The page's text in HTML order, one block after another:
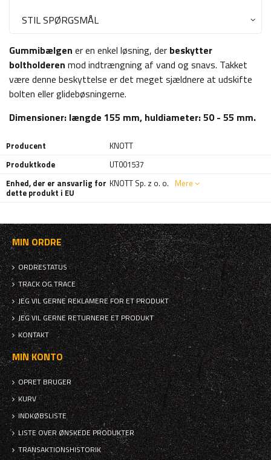
STIL SPØRGSMÅL
Gummibælgen er en enkel løsning, der beskytter
boltholderen mod indtrængning af vand og snavs. Takket
være denne beskyttelse er det meget sjældnere at udskifte
bolten eller glidebøsningerne.
Dimensioner: længde 155 mm, huldiameter: 50 - 55 mm.
Producent
KNOTT
Produktkode
UT001537
Enhed, der er ansvarlig for
dette produkt i EU
KNOTT Sp. z o. o. Mere
MIN ORDRE
ORDRESTATUS
TRACK OG TRACE
JEG VIL GERNE REKLAMERE FOR ET PRODUKT
JEG VIL GERNE RETURNERE ET PRODUKT
KONTAKT
MIN KONTO
OPRET BRUGER
KURV
INDKØBSLISTE
LISTE OVER ØNSKEDE PRODUKTER
TRANSAKTIONSHISTORIK